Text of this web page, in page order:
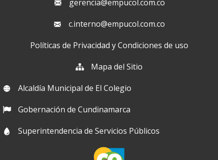
gerencia@empucol.com.co
c.interno@empucol.com.co
Políticas de Privacidad y Condiciones de uso
Mapa del Sitio
Alcaldía Municipal de El Colegio
Gobernación de Cundinamarca
Superintendencia de Servicios Públicos